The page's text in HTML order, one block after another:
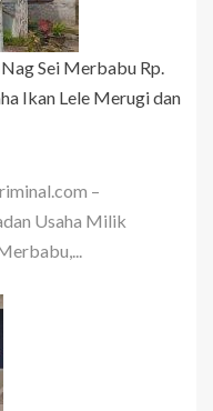
Sei Merbabu Rp.
Ikan Lele Merugi dan
–
Usaha Milik